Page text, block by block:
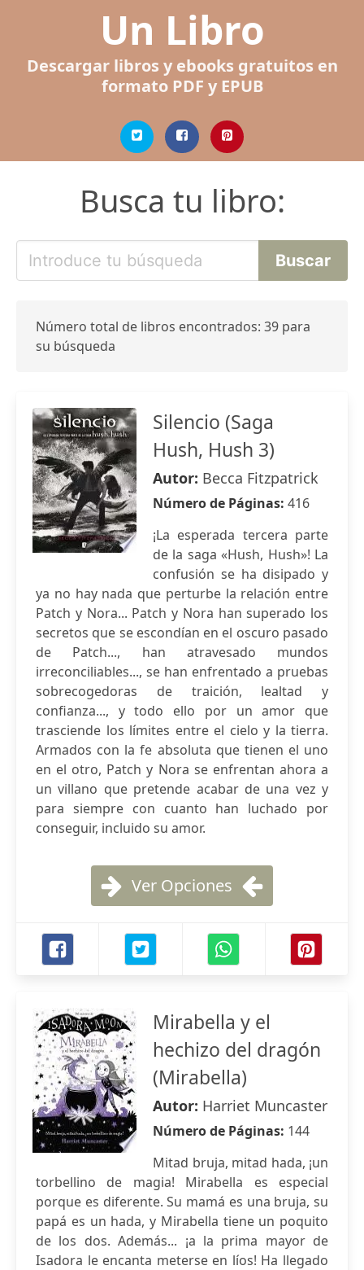
Un Libro
Descargar libros y ebooks gratuitos en
formato PDF y EPUB
Busca tu libro:
Número total de libros encontrados: 39 para
su búsqueda
Silencio (Saga
Hush, Hush 3)
Autor: Becca Fitzpatrick
Número de Páginas: 416
¡La esperada tercera parte
de la saga «Hush, Hush»! La
confusión se ha disipado y
ya no hay nada que perturbe la relación entre
Patch y Nora... Patch y Nora han superado los
secretos que se escondían en el oscuro pasado
de Patch..., han atravesado mundos
irreconciliables..., se han enfrentado a pruebas
sobrecogedoras de traición, lealtad y
confianza..., y todo ello por un amor que
trasciende los límites entre el cielo y la tierra.
Armados con la fe absoluta que tienen el uno
en el otro, Patch y Nora se enfrentan ahora a
un villano que pretende acabar de una vez y
para siempre con cuanto han luchado por
conseguir, incluido su amor.
Ver Opciones
Mirabella y el
hechizo del dragón
(Mirabella)
Autor: Harriet Muncaster
Número de Páginas: 144
Mitad bruja, mitad hada, ¡un
torbellino de magia! Mirabella es especial
porque es diferente. Su mamá es una bruja, su
papá es un hada, y Mirabella tiene un poquito
de los dos. Además... ¡a la prima mayor de
Isadora le encanta meterse en líos! Ha llegado